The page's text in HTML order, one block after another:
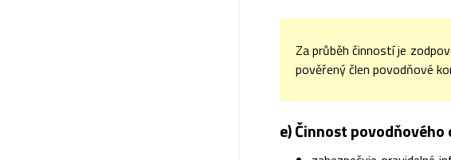
Za průběh činností je
pověřený člen povodňové
e) Činnost